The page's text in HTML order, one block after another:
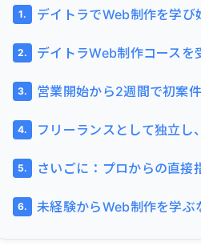
デイトラでWeb制作を学び
デイトラWeb制作コースを
営業開始から2週間で初案
フリーランスとして独立し
さいごに：プロからの直接
未経験からWeb制作を学ぶ